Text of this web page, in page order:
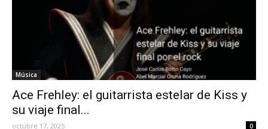
Música
Ace Frehley: el guitarrista estelar de Kiss y
su viaje final...
octubre 17, 2025 0